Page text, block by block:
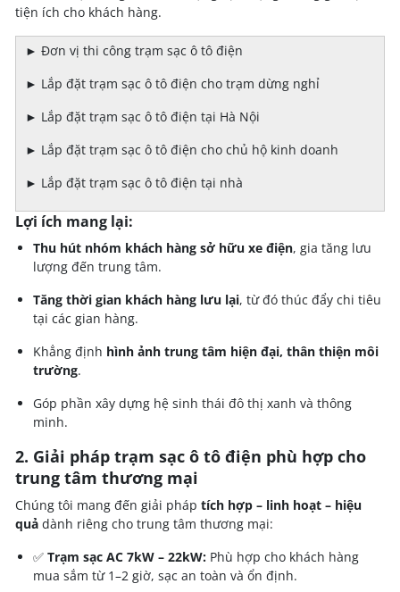
tiện ích cho khách hàng.
► Đơn vị thi công trạm sạc ô tô điện
► Lắp đặt trạm sạc ô tô điện cho trạm dừng nghỉ
► Lắp đặt trạm sạc ô tô điện tại Hà Nội
► Lắp đặt trạm sạc ô tô điện cho chủ hộ kinh doanh
► Lắp đặt trạm sạc ô tô điện tại nhà
Lợi ích mang lại:
Thu hút nhóm khách hàng sở hữu xe điện, gia tăng lưu
lượng đến trung tâm.
Tăng thời gian khách hàng lưu lại, từ đó thúc đẩy chi tiêu
tại các gian hàng.
Khẳng định hình ảnh trung tâm hiện đại, thân thiện môi
trường.
Góp phần xây dựng hệ sinh thái đô thị xanh và thông
minh.
2. Giải pháp trạm sạc ô tô điện phù hợp cho
trung tâm thương mại
Chúng tôi mang đến giải pháp tích hợp – linh hoạt – hiệu
quả dành riêng cho trung tâm thương mại:
✅ Trạm sạc AC 7kW – 22kW: Phù hợp cho khách hàng
mua sắm từ 1–2 giờ, sạc an toàn và ổn định.